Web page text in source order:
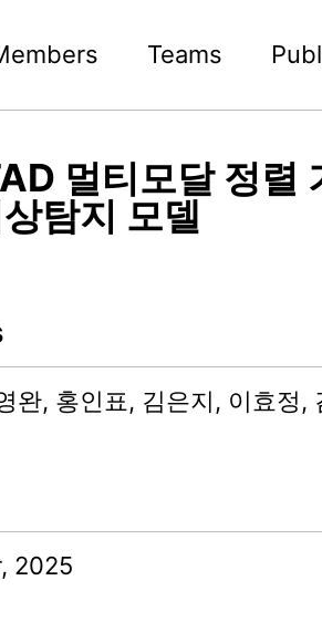
Teams
멀티모달 정렬
탐지 모델
완, 홍인표, 김은지, 이효정,
2025